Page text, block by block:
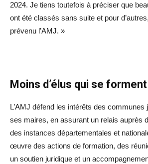
2024. Je tiens toutefois à préciser que
ont été classés sans suite et pour d’autres,
prévenu l’AMJ. »
Moins d’élus qui se forment
L’AMJ défend les intérêts des communes
ses maires, en assurant un relais auprès
des instances départementales et
œuvre des actions de formation, des
un soutien juridique et un